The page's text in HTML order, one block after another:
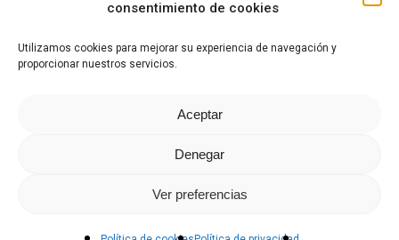
consentimiento de cookies
Utilizamos cookies para mejorar su experiencia de navegación y
proporcionar nuestros servicios.
Aceptar
Denegar
Ver preferencias
Semanas culturales
© Copyright Altzako Historia Mintegia, 1996-2026.